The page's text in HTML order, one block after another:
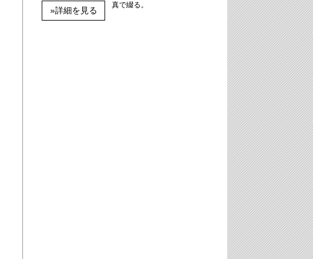
»詳細を見る
真で綴る。